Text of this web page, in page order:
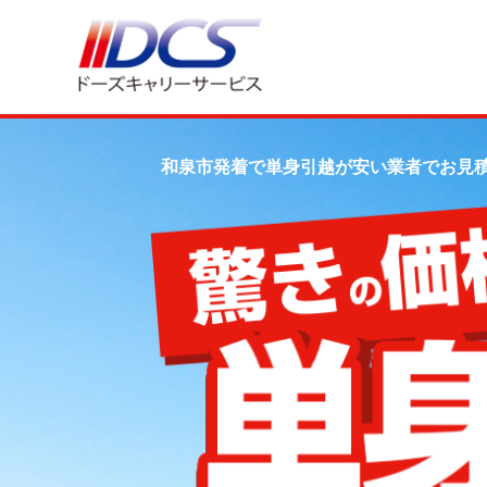
和泉市発着で単身引越が安い業者でお見